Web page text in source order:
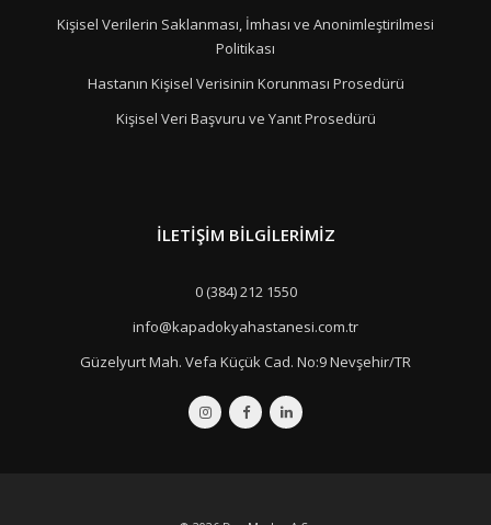
Kişisel Verilerin Saklanması, İmhası ve Anonimleştirilmesi
Politikası
Hastanın Kişisel Verisinin Korunması Prosedürü
Kişisel Veri Başvuru ve Yanıt Prosedürü
İLETIŞIM BILGILERIMIZ
0 (384) 212 1550
info@kapadokyahastanesi.com.tr
Güzelyurt Mah. Vefa Küçük Cad. No:9 Nevşehir/TR